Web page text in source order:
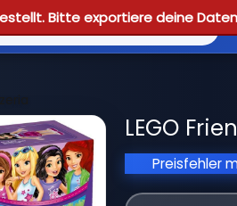
Bitte exportiere deine Daten
LEGO
Preisfehler